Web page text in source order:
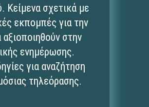
Κείμενα σχετικά με
εκπομπές για την
στην
ενημέρωσης.
για αναζήτηση
τηλεόρασης.